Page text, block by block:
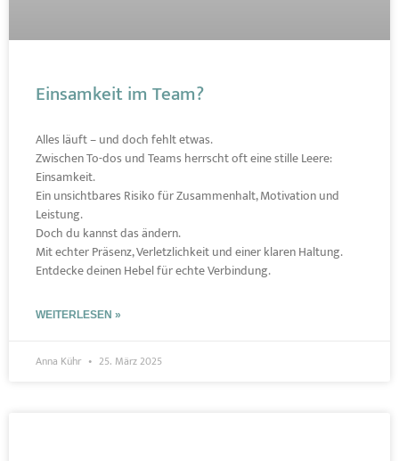
Einsamkeit im Team?
Alles läuft – und doch fehlt etwas.
Zwischen To-dos und Teams herrscht oft eine stille Leere:
Einsamkeit.
Ein unsichtbares Risiko für Zusammenhalt, Motivation und
Leistung.
Doch du kannst das ändern.
Mit echter Präsenz, Verletzlichkeit und einer klaren Haltung.
Entdecke deinen Hebel für echte Verbindung.
WEITERLESEN »
Anna Kühr 25. März 2025